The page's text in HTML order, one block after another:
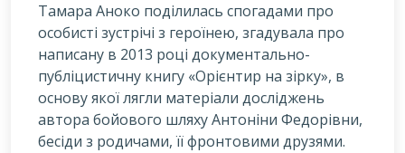
Тамара Аноко поділилась спогадами про
особисті зустрічі з героїнею, згадувала про
написану в 2013 році документально-
публіцистичну книгу «Орієнтир на зірку», в
основу якої лягли матеріали досліджень
автора бойового шляху Антоніни Федорівни,
бесіди з родичами, її фронтовими друзями.